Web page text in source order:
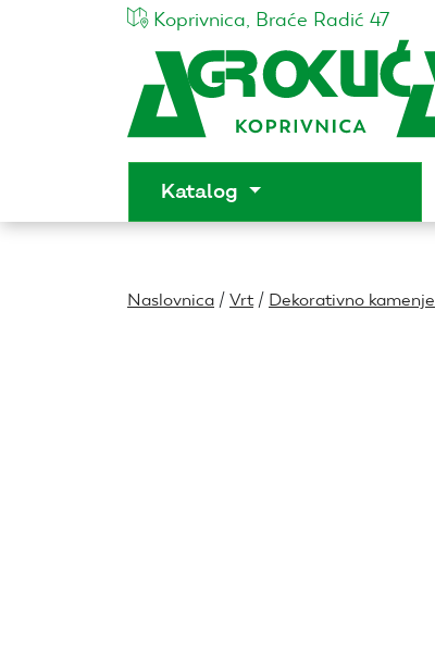
Koprivnica, Braće Radić 47
Katalog
Naslovnica /Vrt/ Dekorativno kamenje